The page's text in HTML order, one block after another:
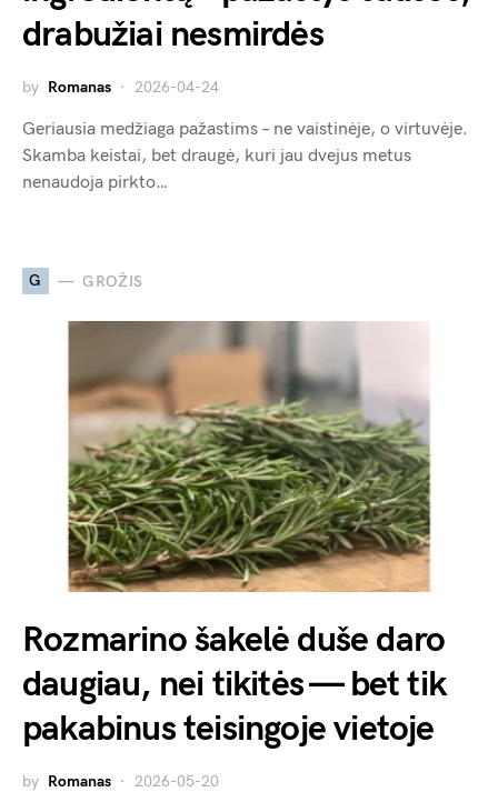
drabužiai nesmirdės
by Romanas 2026-04-24
Geriausia medžiaga pažastims – ne vaistinėje, o virtuvėje.
Skamba keistai, bet draugė, kuri jau dvejus metus
nenaudoja pirkto…
G GROŽIS
Rozmarino šakelė duše daro
daugiau, nei tikitės — bet tik
pakabinus teisingoje vietoje
by Romanas 2026-05-20